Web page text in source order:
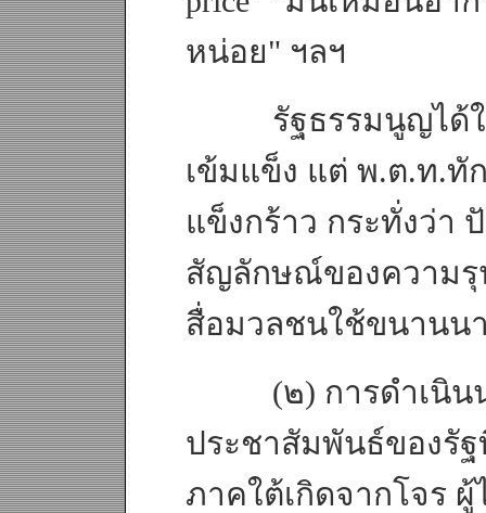
หน่อย" ฯลฯ
รัฐธรรมนูญได้ให้
เข้มแข็ง แต่ พ.ต.ท.ทั
แข็งกร้าว กระทั่งว่า
สัญลักษณ์ของความรุ
สื่อมวลชนใช้ขนาน
(๒) การดำเนินน
ประชาสัมพันธ์ของรั
ภาคใต้เกิดจากโจร